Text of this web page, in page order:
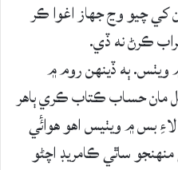
چيو وڃ جھاز اغوا ڪر
ڪرڻ نه ڏي.
ٻه ڏينھن روم ۾
مان حساب ڪتاب ڪري ٻاھر
بس ۾ ويٺيس اھو ھوائٔي
ساٿي ڪامريڊ اچڻو